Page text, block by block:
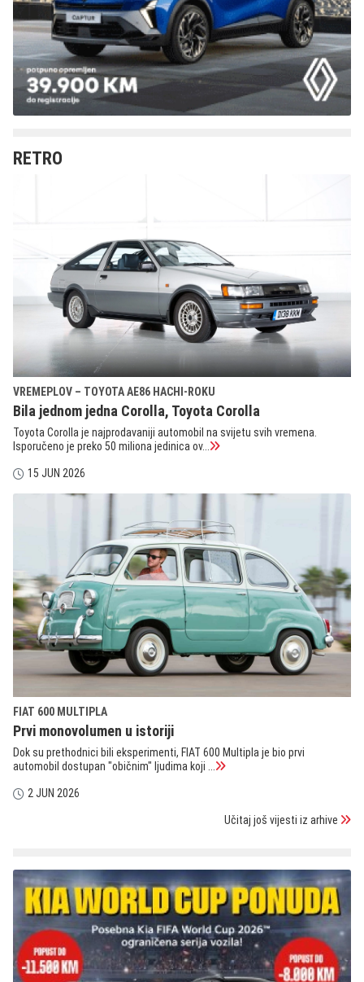
RETRO
VREMEPLOV – TOYOTA AE86 HACHI-ROKU
Bila jednom jedna Corolla, Toyota Corolla
Toyota Corolla je najprodavaniji automobil na svijetu svih vremena.
Isporučeno je preko 50 miliona jedinica ov...
15 JUN 2026
FIAT 600 MULTIPLA
Prvi monovolumen u istoriji
Dok su prethodnici bili eksperimenti, FIAT 600 Multipla je bio prvi
automobil dostupan "običnim" ljudima koji ...
2 JUN 2026
Učitaj još vijesti iz arhive